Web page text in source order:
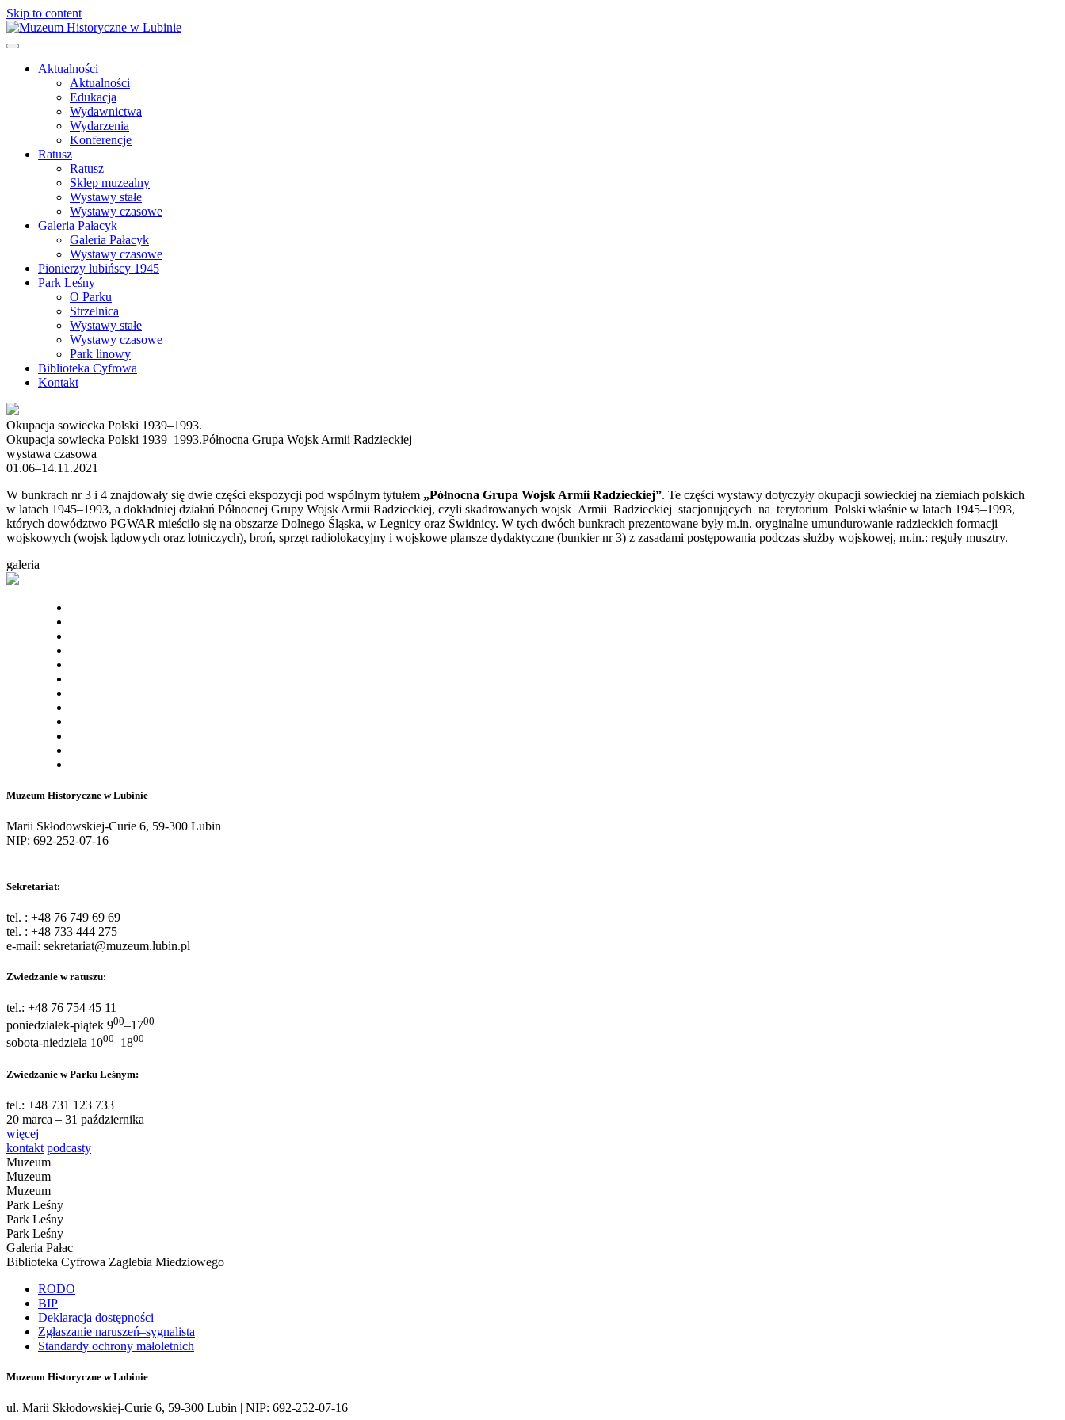
Skip to content
Aktualności
Aktualności
Edukacja
Wydawnictwa
Wydarzenia
Konferencje
Ratusz
Ratusz
Sklep muzealny
Wystawy stałe
Wystawy czasowe
Galeria Pałacyk
Galeria Pałacyk
Wystawy czasowe
Pionierzy lubińscy 1945
Park Leśny
O Parku
Strzelnica
Wystawy stałe
Wystawy czasowe
Park linowy
Biblioteka Cyfrowa
Kontakt
Okupacja sowiecka Polski 1939–1993.
Okupacja sowiecka Polski 1939–1993.Północna Grupa Wojsk Armii Radzieckiej
wystawa czasowa
01.06–14.11.2021
W bunkrach nr 3 i 4 znajdowały się dwie części ekspozycji pod wspólnym tytułem „Północna Grupa Wojsk Armii Radzieckiej”. Te części wystawy dotyczyły okupacji sowieckiej na ziemiach polskich
w latach 1945–1993, a dokładniej działań Północnej Grupy Wojsk Armii Radzieckiej, czyli skadrowanych wojsk Armii Radzieckiej stacjonujących na terytorium Polski właśnie w latach 1945–1993,
których dowództwo PGWAR mieściło się na obszarze Dolnego Śląska, w Legnicy oraz Świdnicy. W tych dwóch bunkrach prezentowane były m.in. oryginalne umundurowanie radzieckich formacji
wojskowych (wojsk lądowych oraz lotniczych), broń, sprzęt radiolokacyjny i wojskowe plansze dydaktyczne (bunkier nr 3) z zasadami postępowania podczas służby wojskowej, m.in.: reguły musztry.
galeria
Muzeum Historyczne w Lubinie
Marii Skłodowskiej-Curie 6, 59-300 Lubin
NIP: 692-252-07-16
Sekretariat:
tel. : +48 76 749 69 69
tel. : +48 733 444 275
e-mail: sekretariat@muzeum.lubin.pl
Zwiedzanie w ratuszu:
tel.: +48 76 754 45 11
poniedziałek-piątek 900–1700
sobota-niedziela 1000–1800
Zwiedzanie w Parku Leśnym:
tel.: +48 731 123 733
20 marca – 31 października
więcej
kontakt podcasty
Muzeum
Muzeum
Muzeum
Park Leśny
Park Leśny
Park Leśny
Galeria Pałac
Biblioteka Cyfrowa Zaglebia Miedziowego
RODO
BIP
Deklaracja dostępności
Zgłaszanie naruszeń–sygnalista
Standardy ochrony małoletnich
Muzeum Historyczne w Lubinie
ul. Marii Skłodowskiej-Curie 6, 59-300 Lubin | NIP: 692-252-07-16